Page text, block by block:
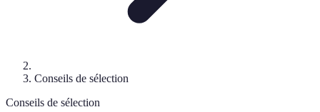
Conseils de sélection
Conseils de sélection